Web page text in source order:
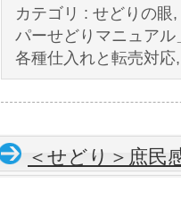
カテゴリ : せどりの眼,
パーせどりマニュア
各種仕入れと転売対応
＜せどり＞庶民